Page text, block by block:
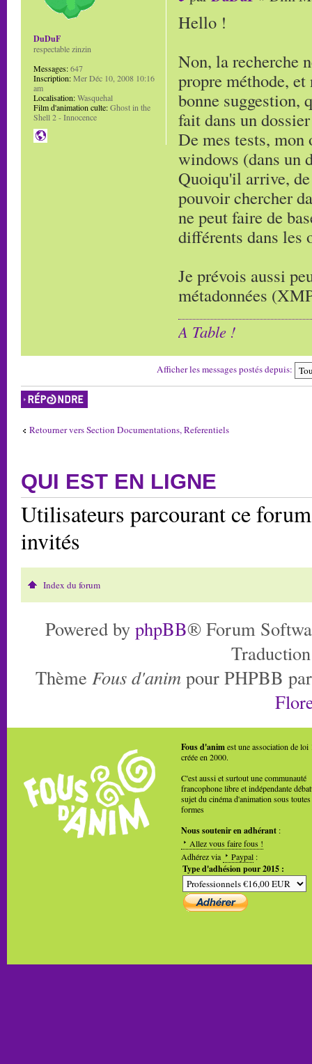
Hello !
Non, la recherche
propre méthode,
bonne suggestion,
fait dans un
De mes tests,
windows (dans un
Quoiqu'il arrive,
pouvoir chercher
ne peut faire de
différents dans les
Je prévois aussi
métadonnées
A Table !
DuDuF
respectable zinzin
Messages:647
Inscription:Mer Déc 10, 2008 10:16
am
Localisation:Wasquehal
Film d'animation culte:Ghost in the
Shell 2 - Innocence
Afficher les messages postés depuis:
Répondre
Retourner vers Section Documentations, Referentiels
QUI EST EN LIGNE
Utilisateurs parcourant ce
invités
Index du forum
Powered by phpBB® Forum
Thème Fous d'anim pour PHPBB
Fous d'animest une association de loi
créée en 2000.
C'est aussi et surtout une communauté
francophone libre et indépendante
sujet du cinéma d'animation sous toutes
formes
Nous soutenir en adhérant :
Allez vous faire fous !
Adhérez via
Paypal :
Type d'adhésion pour 2015 :